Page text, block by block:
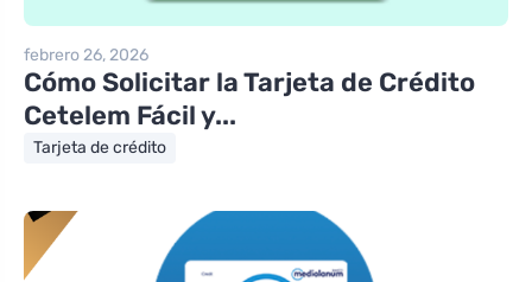
febrero 26, 2026
Cómo Solicitar la Tarjeta de Crédito
Cetelem Fácil y...
Tarjeta de crédito